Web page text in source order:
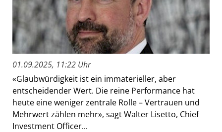
01.09.2025, 11:22 Uhr
«Glaubwürdigkeit ist ein immaterieller, aber
entscheidender Wert. Die reine Performance hat
heute eine weniger zentrale Rolle – Vertrauen und
Mehrwert zählen mehr», sagt Walter Lisetto, Chief
Investment Officer...